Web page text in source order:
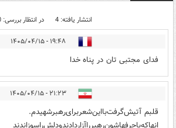
انتشار یافته: 4 در انتظار بررسی: 0
۱۹:۴۸ - ۱۴۰۵/۰۴/۱۵
فدای مجتبی تان در پناه خدا
۲۱:۲۳ - ۱۴۰۵/۰۴/۱۵
قلبم‌ آتیش‌گرفت‌با‌این‌شعر‌برای‌رهبر‌شهیدم.